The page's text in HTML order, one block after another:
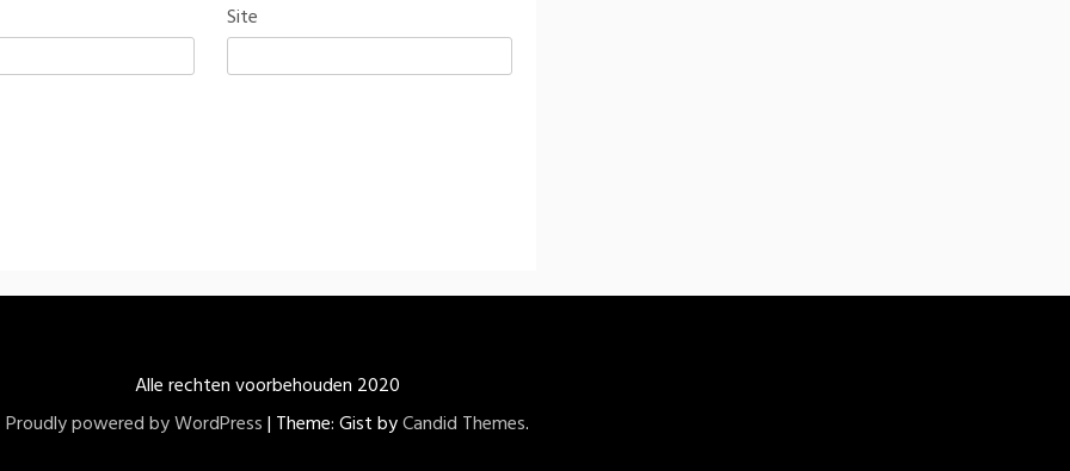
Site
Alle rechten voorbehouden 2020
Proudly powered by WordPress| Theme: Gist byCandid Themes.